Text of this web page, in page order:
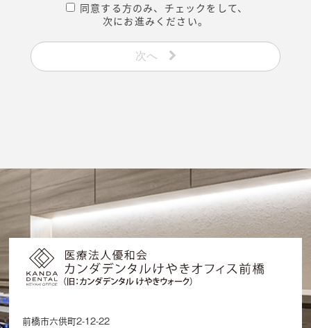
同意する方のみ、チェックをして、
次にお進みください。
次へ
前橋市六供町2-12-22